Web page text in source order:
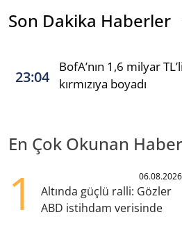
Son Dakika Haberler
23:04
BofA’nın 1,6 milyar
kırmızıya boyadı
En Çok Okunan
1 06.08.2026
Altında güçlü ralli: Gözler
ABD istihdam verisinde